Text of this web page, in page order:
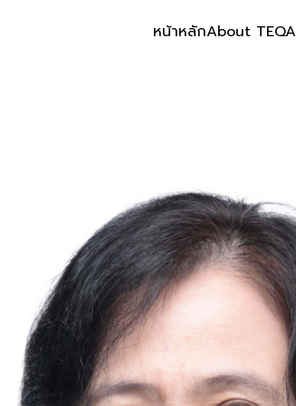
หน้าหลักAbout TEQA